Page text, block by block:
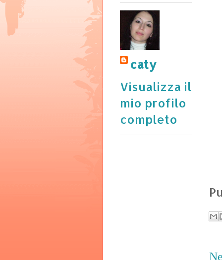
caty
Visualizza il
mio profilo
completo